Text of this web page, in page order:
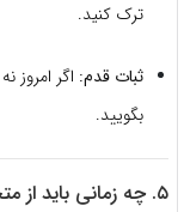
ترک کنید.
ثبات قدم: اگر امروز
بگویید.
۵. چه زمانی باید از متخصص کمک گرفت؟